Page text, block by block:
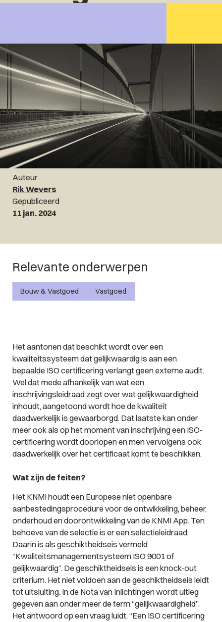
Auteur
Rik Wevers
Gepubliceerd
11 jan. 2024
Relevante onderwerpen
Bouw & Vastgoed Vastgoed
Het aantonen dat beschikt wordt over een
kwaliteitssysteem dat gelijkwaardig is aan een
bepaalde ISO certificering verlangt geen externe audit.
Wel dat mede afhankelijk van wat een
inschrijvingsleidraad zegt over wat gelijkwaardigheid
inhoudt, aangetoond wordt hoe de kwaliteit
daadwerkelijk is gewaarborgd. Dat laatste kan onder
meer ook als op het moment van inschrijving een ISO-
certificering wordt doorlopen en men vervolgens ook
daadwerkelijk over het certificaat komt te beschikken.
Wat zijn de feiten?
Het KNMI houdt een Europese niet openbare
aanbestedingsprocedure voor de ontwikkeling, beheer,
onderhoud en doorontwikkeling van de KNMI App. Ten
behoeve van de selectie is er een selectieleidraad.
Daarin is als geschiktheidseis vermeld
“Kwaliteitsmanagementsysteem ISO 9001 of
gelijkwaardig”. De geschiktheidseis is een knock-out
criterium. Het niet voldoen aan de geschiktheidseis leidt
tot uitsluiting. In de Nota van Inlichtingen wordt uitleg
gegeven aan onder meer de term “gelijkwaardigheid”.
Het antwoord op een vraag luidt:“Een ISO certificering